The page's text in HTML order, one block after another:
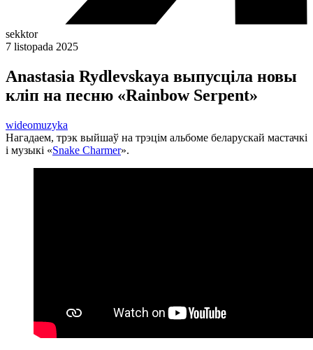
sekktor
7 listopada 2025
Anastasia Rydlevskaya выпусціла новы
кліп на песню «Rainbow Serpent»
wideomuzyka
Нагадаем, трэк выйшаў на трэцім альбоме беларускай мастачкі
і музыкі «Snake Charmer».